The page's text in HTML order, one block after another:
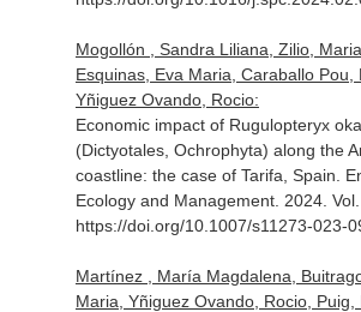
Mogollón , Sandra Liliana, Zilio,
Esquinas, Eva Maria, Caraballo Pou,
Yñiguez Ovando, Rocio:
Economic impact of Rugulopteryx
(Dictyotales, Ochrophyta) along the
coastline: the case of Tarifa, Spain.
Ecology and Management. 2024.
https://doi.org/10.1007/s11273-023-
Martínez , María Magdalena,
Maria, Yñiguez Ovando, Rocio, Puig,